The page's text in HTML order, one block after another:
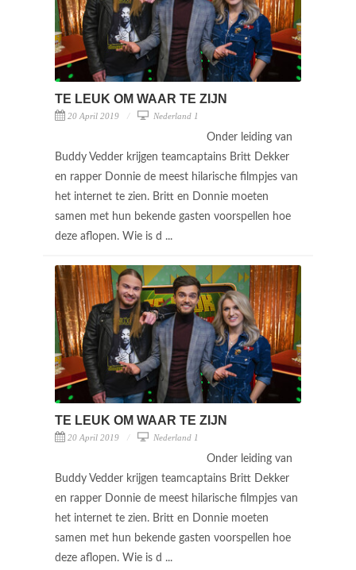
TE LEUK OM WAAR TE ZIJN
20 April 2019 Nederland 1
Onder leiding van
Buddy Vedder krijgen teamcaptains Britt Dekker
en rapper Donnie de meest hilarische filmpjes van
het internet te zien. Britt en Donnie moeten
samen met hun bekende gasten voorspellen hoe
deze aflopen. Wie is d ...
TE LEUK OM WAAR TE ZIJN
20 April 2019 Nederland 1
Onder leiding van
Buddy Vedder krijgen teamcaptains Britt Dekker
en rapper Donnie de meest hilarische filmpjes van
het internet te zien. Britt en Donnie moeten
samen met hun bekende gasten voorspellen hoe
deze aflopen. Wie is d ...